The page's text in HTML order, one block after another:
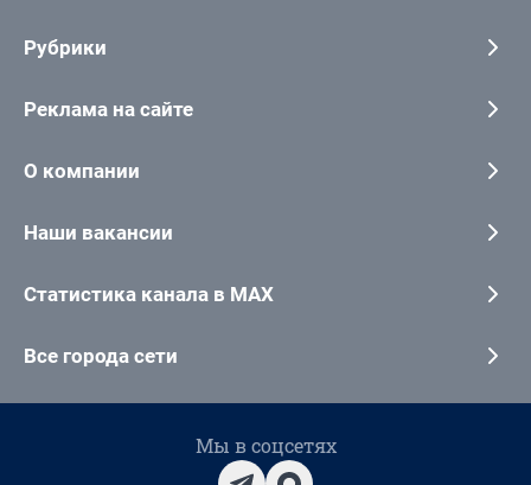
Рубрики
Реклама на сайте
О компании
Наши вакансии
Статистика канала в MAX
Все города сети
Мы в соцсетях